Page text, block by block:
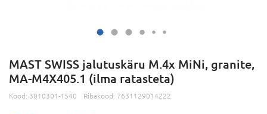
MAST SWISS jalutuskäru M.4x MiNi, granite,
MA-M4X405.1 (ilma ratasteta)
Kood: 3010301-1540 Ribakood: 7631129014222